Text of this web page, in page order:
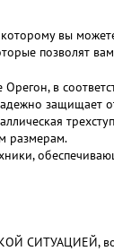
вы
позволят
в
защищает
размерам.